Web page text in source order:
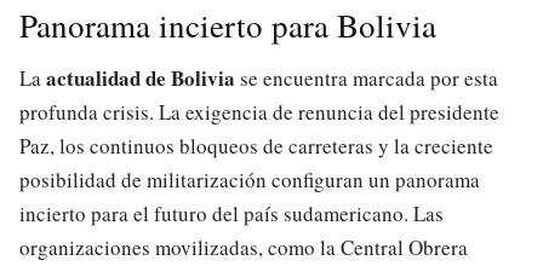
Panorama incierto para Bolivia
Laactualidad de Bolivia se encuentra marcada por esta
profunda crisis. La exigencia de renuncia del presidente
Paz, los continuos bloqueos de carreteras y la creciente
posibilidad de militarización configuran un panorama
incierto para el futuro del país sudamericano. Las
organizaciones movilizadas, como la Central Obrera